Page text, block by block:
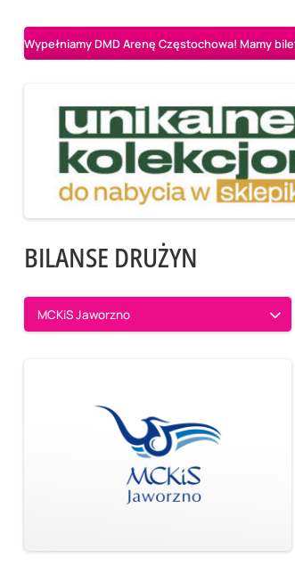
Wypełniamy DMD Arenę Częstochowa! Mamy
BILANSE DRUŻYN
MCKiS Jaworzno